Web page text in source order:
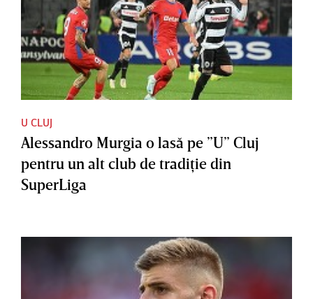
U CLUJ
Alessandro Murgia o lasă pe ”U” Cluj
pentru un alt club de tradiţie din
SuperLiga